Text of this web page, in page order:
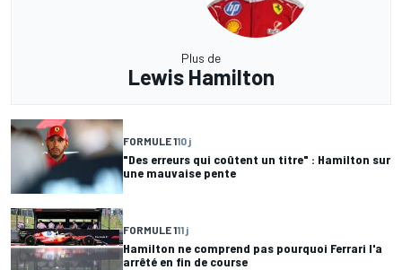
Plus de
Lewis Hamilton
FORMULE 110 j
"Des erreurs qui coûtent un titre" : Hamilton sur
une mauvaise pente
FORMULE 111 j
Hamilton ne comprend pas pourquoi Ferrari l'a
arrêté en fin de course